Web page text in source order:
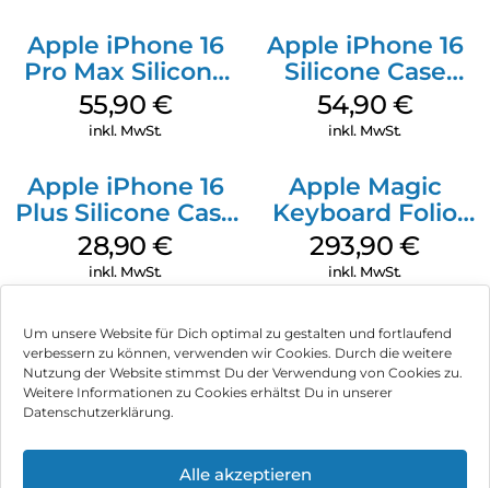
Um unsere Website für Dich optimal zu gestalten und fortlaufend
verbessern zu können, verwenden wir Cookies. Durch die weitere
Nutzung der Website stimmst Du der Verwendung von Cookies zu.
Weitere Informationen zu Cookies erhältst Du in unserer
Datenschutzerklärung.
Alle akzeptieren
Apple iPhone 16
Pro Max Silicone
Case MagSafe
Stone Gray
55,90 €
inkl. MwSt.
Apple iPhone 16
Silicone Case
MagSafe Lake
Green
54,90 €
inkl. MwSt.
Apple iPhone 16
Plus Silicone Case
MagSafe Black
28,90€
inkl. MwSt.
Apple Magic
Keyboard Folio
iPad 10.9″ (10.Gen.)
Weiß
293,90€
inkl. MwSt.
Impressum